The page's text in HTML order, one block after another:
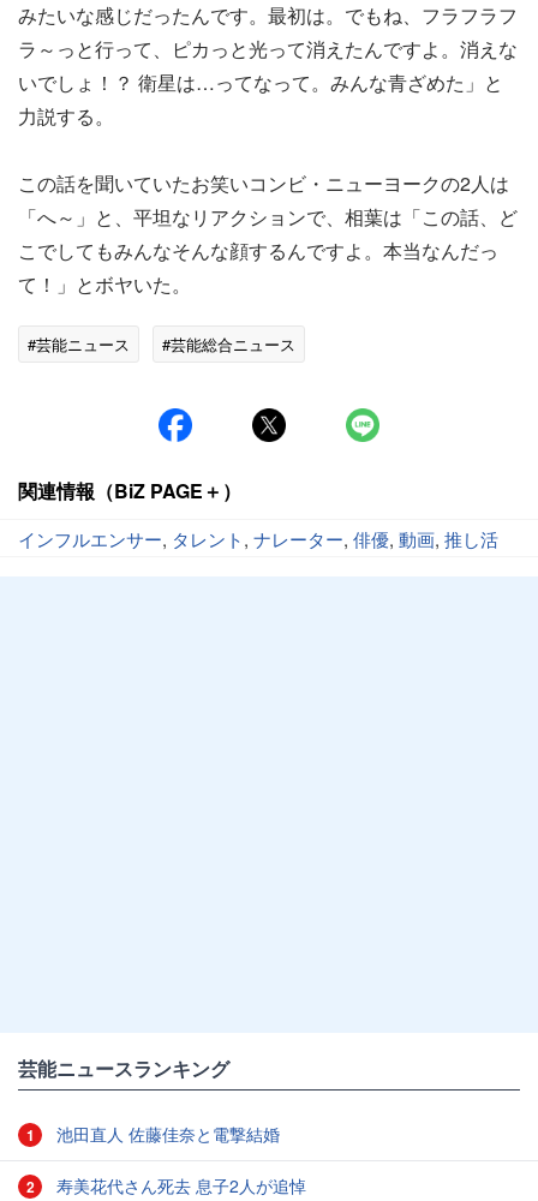
みたいな感じだったんです。最初は。でもね、フラフラフ
ラ～っと行って、ピカっと光って消えたんですよ。消えな
いでしょ！？ 衛星は…ってなって。みんな青ざめた」と
力説する。
この話を聞いていたお笑いコンビ・ニューヨークの2人は
「へ～」と、平坦なリアクションで、相葉は「この話、ど
こでしてもみんなそんな顔するんですよ。本当なんだっ
て！」とボヤいた。
#芸能ニュース #芸能総合ニュース
関連情報（BiZ PAGE＋）
インフルエンサー, タレント, ナレーター, 俳優, 動画, 推し活
芸能ニュースランキング
1 池田直人 佐藤佳奈と電撃結婚
2 寿美花代さん死去 息子2人が追悼